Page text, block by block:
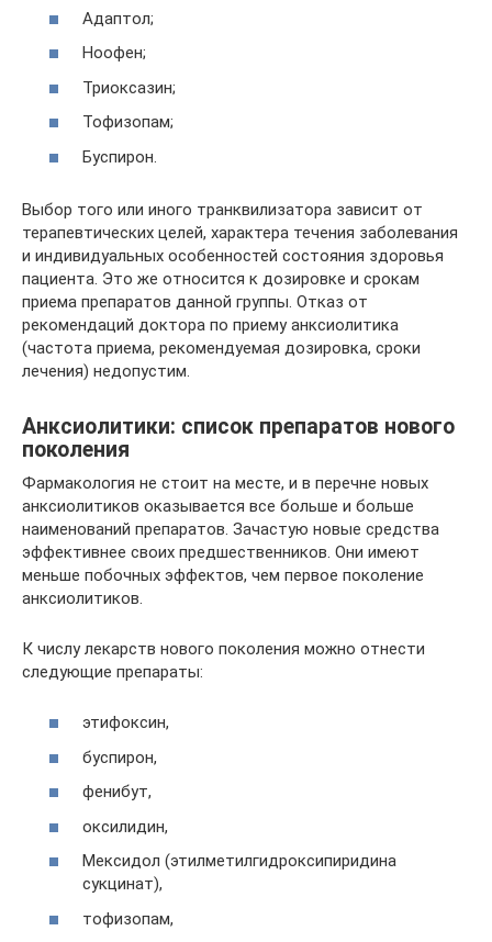
Адаптол;
Ноофен;
Триоксазин;
Тофизопам;
Буспирон.
Выбор того или иного транквилизатора зависит от
терапевтических целей, характера течения заболевания
и индивидуальных особенностей состояния здоровья
пациента. Это же относится к дозировке и срокам
приема препаратов данной группы. Отказ от
рекомендаций доктора по приему анксиолитика
(частота приема, рекомендуемая дозировка, сроки
лечения) недопустим.
Анксиолитики: список препаратов нового
поколения
Фармакология не стоит на месте, и в перечне новых
анксиолитиков оказывается все больше и больше
наименований препаратов. Зачастую новые средства
эффективнее своих предшественников. Они имеют
меньше побочных эффектов, чем первое поколение
анксиолитиков.
К числу лекарств нового поколения можно отнести
следующие препараты:
этифоксин,
буспирон,
фенибут,
оксилидин,
Мексидол (этилметилгидроксипиридина
сукцинат),
тофизопам,